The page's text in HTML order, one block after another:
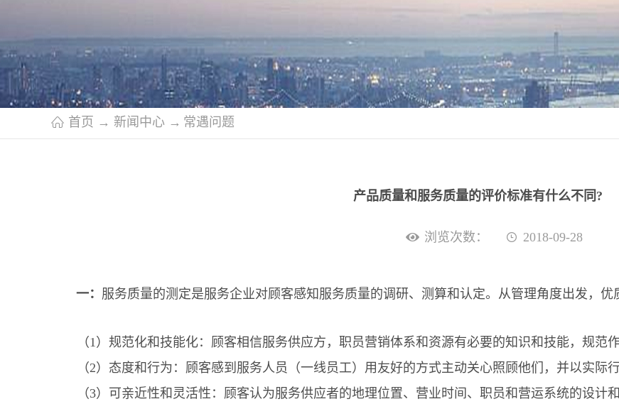
首页 → 新闻中心 → 常遇问题
产品质量和服务质量的评价标准有什么不同?
浏览次数： 2018-09-28
一： 服务质量的测定是服务企业对顾客感知服务质量的调研、测算和认定。从管理角度出发，优
（1）规范化和技能化：顾客相信服务供应方，职员营销体系和资源有必要的知识和技能，规范作
（2）态度和行为：顾客感到服务人员（一线员工）用友好的方式主动关心照顾他们，并以实际行
（3）可亲近性和灵活性：顾客认为服务供应者的地理位置、营业时间、职员和营运系统的设计